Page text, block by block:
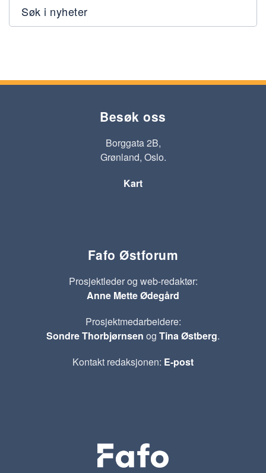
Søk i nyheter
Besøk oss
Borggata 2B,
Grønland, Oslo.
Kart
Fafo Østforum
Prosjektleder og web-redaktør:
Anne Mette Ødegård
Prosjektmedarbeidere:
Sondre Thorbjørnsen og Tina Østberg.
Kontakt redaksjonen: E-post